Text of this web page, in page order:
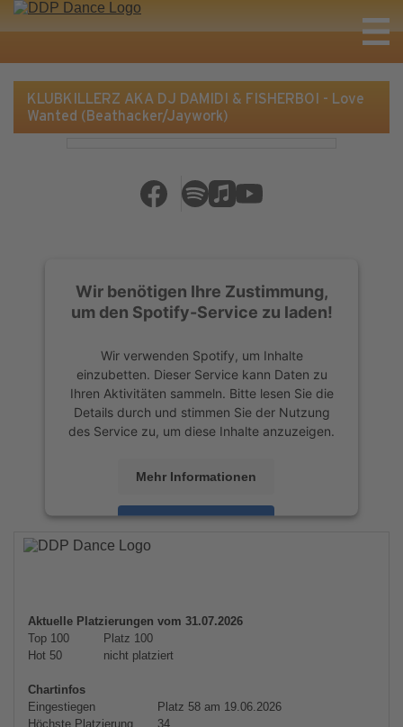
KLUBKILLERZ AKA DJ DAMIDI & FISHERBOI - Love
Wanted (Beathacker/Jaywork)
Wir benötigen Ihre Zustimmung,
um den Spotify-Service zu laden!
Wir verwenden Spotify, um Inhalte
einzubetten. Dieser Service kann Daten zu
Ihren Aktivitäten sammeln. Bitte lesen Sie die
Details durch und stimmen Sie der Nutzung
des Service zu, um diese Inhalte anzuzeigen.
Mehr Informationen
Akzeptieren
powered by
Aktuelle Platzierungen vom 31.07.2026
Top 100
Platz 100
Hot 50
nicht platziert
Chartinfos
Eingestiegen
Platz 58 am 19.06.2026
Höchste Platzierung
34